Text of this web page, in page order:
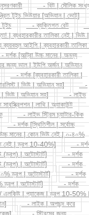
টুইচ ভিউয়ার [অভিযান | ভোট]
টুইচ - ব্যক্তিগত রেট
| ব্যবহারকারীর তালিকা নেই | ভিউ |
আইপি | ব্যবহারকারী
[আল্ট্রা উচ্চ মানের | অনন্য
জন্য ভাল | ইউপি অর্জন | অভিযান
- দর্শক [ব্যবহারকারী তালিকা |
| ভিউ | অভিযান সহ]
-
| ভিউ | অভিযান সহ]
- লাইভ
| লাথি | অ্যাকাউন্ট
- লাইভ স্ট্রিম চ্যাটার-কিক
- দর্শক [স্থিতিশীল | সর্বোচ্চ
মানের | কোন ভিউ নেই | ০-৪০%
নেই | ড্রপ 10-40%]
-
(ড্রপ) | অটোস্টার্ট]
- দর্শক
(ড্রপ) | অটোস্টার্ট]
- দর্শক
ড্রপ | অটোস্টার্ট]
- দর্শক
ড্রপ | অটোস্টার্ট]
- দর্শক
| প্যাকেজ | ড্রপ 10-50%
- লাইক | অপছন্দ করে
- স্ট্রিমের জন্য
ঘন্টা - মন্তব্য
-